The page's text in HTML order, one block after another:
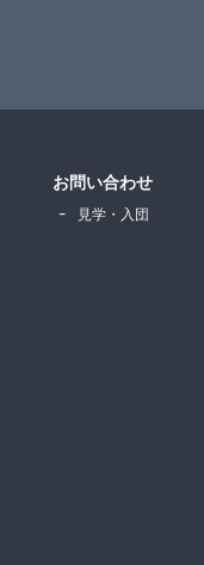
お問い合わせ
見学・入団